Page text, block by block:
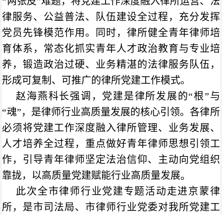
律服务、公益普法、队伍建设全过程，充分发挥
党员先锋模范作用。同时，律所健全青年律师培
育体系，常态化抓实青年人才政治教育与专业培
养，锻造政治过硬、业务精湛的法律服务队伍，
形成可复制、可推广的律所党建工作模式。
赵海燕科长强调，党建是律所发展的“根”与
“魂”，是律师行业高质量发展的核心引领。各律所
必须将党建工作深度融入律所管理、业务发展、
人才培养全过程，重点做好青年律师思想引领工
作，引导青年律师坚定法治信仰、主动向党组织
靠拢，以高质量党建赋能行业高质量发展。
此次全市律师行业党建专题活动走进京蒙律
所，是市司法局、市律师行业党委对我所党建工